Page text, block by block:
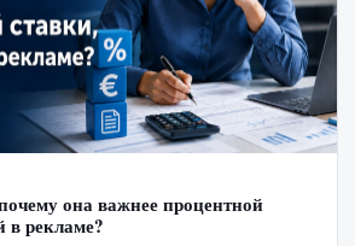
она важнее процентной
в рекламе?